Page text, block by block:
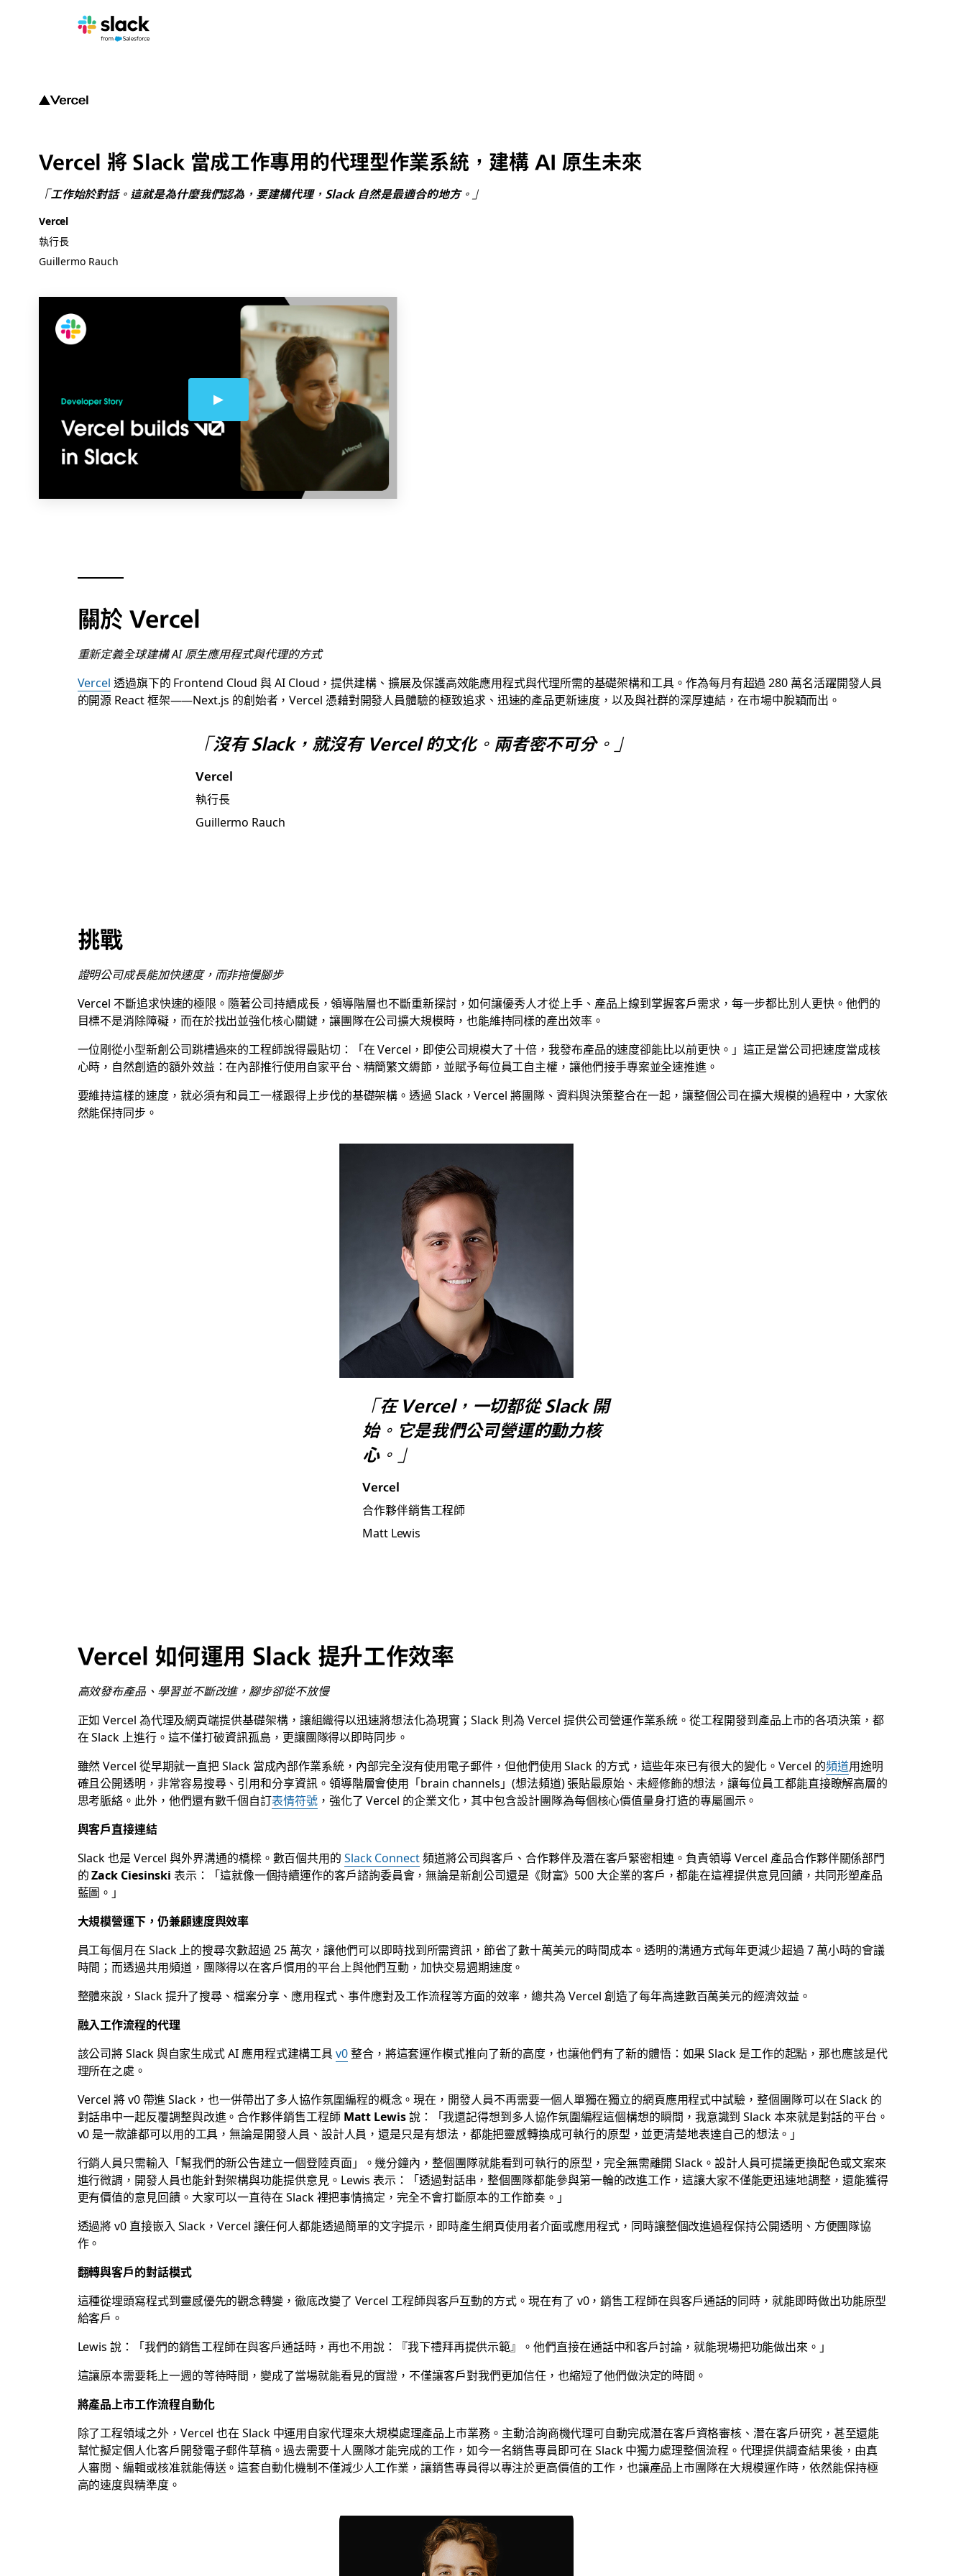
Vercel 將 Slack 當成工作專用的代理型作業系統，建構 AI 原生未來
「工作始於對話。這就是為什麼我們認為，要建構代理，Slack 自然是最適合的地方。」
Vercel
執行長
Guillermo Rauch
關於 Vercel
重新定義全球建構 AI 原生應用程式與代理的方式
Vercel 透過旗下的 Frontend Cloud 與 AI Cloud，提供建構、擴展及保護高效能應用程式與代理所需的基礎架構和工具。作為每月有超過 280 萬名活躍開發人員
的開源 React 框架——Next.js 的創始者，Vercel 憑藉對開發人員體驗的極致追求、迅速的產品更新速度，以及與社群的深厚連結，在市場中脫穎而出。
「沒有 Slack，就沒有 Vercel 的文化。兩者密不可分。」
Vercel
執行長
Guillermo Rauch
挑戰
證明公司成長能加快速度，而非拖慢腳步
Vercel 不斷追求快速的極限。隨著公司持續成長，領導階層也不斷重新探討，如何讓優秀人才從上手、產品上線到掌握客戶需求，每一步都比別人更快。他們的
目標不是消除障礙，而在於找出並強化核心關鍵，讓團隊在公司擴大規模時，也能維持同樣的產出效率。
一位剛從小型新創公司跳槽過來的工程師說得最貼切：「在 Vercel，即使公司規模大了十倍，我發布產品的速度卻能比以前更快。」這正是當公司把速度當成核
心時，自然創造的額外效益：在內部推行使用自家平台、精簡繁文縟節，並賦予每位員工自主權，讓他們接手專案並全速推進。
要維持這樣的速度，就必須有和員工一樣跟得上步伐的基礎架構。透過 Slack，Vercel 將團隊、資料與決策整合在一起，讓整個公司在擴大規模的過程中，大家依
然能保持同步。
「在 Vercel，一切都從 Slack 開
始。它是我們公司營運的動力核
心。」
Vercel
合作夥伴銷售工程師
Matt Lewis
Vercel 如何運用 Slack 提升工作效率
高效發布產品、學習並不斷改進，腳步卻從不放慢
正如 Vercel 為代理及網頁端提供基礎架構，讓組織得以迅速將想法化為現實；Slack 則為 Vercel 提供公司營運作業系統。從工程開發到產品上市的各項決策，都
在 Slack 上進行。這不僅打破資訊孤島，更讓團隊得以即時同步。
雖然 Vercel 從早期就一直把 Slack 當成內部作業系統，內部完全沒有使用電子郵件，但他們使用 Slack 的方式，這些年來已有很大的變化。Vercel 的頻道用途明
確且公開透明，非常容易搜尋、引用和分享資訊。領導階層會使用「brain channels」(想法頻道) 張貼最原始、未經修飾的想法，讓每位員工都能直接瞭解高層的
思考脈絡。此外，他們還有數千個自訂表情符號，強化了 Vercel 的企業文化，其中包含設計團隊為每個核心價值量身打造的專屬圖示。
與客戶直接連結
Slack 也是 Vercel 與外界溝通的橋樑。數百個共用的 Slack Connect頻道將公司與客戶、合作夥伴及潛在客戶緊密相連。負責領導 Vercel 產品合作夥伴關係部門
的Zack Ciesinski 表示：「這就像一個持續運作的客戶諮詢委員會，無論是新創公司還是《財富》500 大企業的客戶，都能在這裡提供意見回饋，共同形塑產品
藍圖。」
大規模營運下，仍兼顧速度與效率
員工每個月在 Slack 上的搜尋次數超過 25 萬次，讓他們可以即時找到所需資訊，節省了數十萬美元的時間成本。透明的溝通方式每年更減少超過 7 萬小時的會議
時間；而透過共用頻道，團隊得以在客戶慣用的平台上與他們互動，加快交易週期速度。
整體來說，Slack 提升了搜尋、檔案分享、應用程式、事件應對及工作流程等方面的效率，總共為 Vercel 創造了每年高達數百萬美元的經濟效益。
融入工作流程的代理
該公司將 Slack 與自家生成式 AI 應用程式建構工具v0整合，將這套運作模式推向了新的高度，也讓他們有了新的體悟：如果 Slack 是工作的起點，那也應該是代
理所在之處。
Vercel 將 v0 帶進 Slack，也一併帶出了多人協作氛圍編程的概念。現在，開發人員不再需要一個人單獨在獨立的網頁應用程式中試驗，整個團隊可以在 Slack 的
對話串中一起反覆調整與改進。合作夥伴銷售工程師 Matt Lewis說：「我還記得想到多人協作氛圍編程這個構想的瞬間，我意識到 Slack 本來就是對話的平台。
v0 是一款誰都可以用的工具，無論是開發人員、設計人員，還是只是有想法，都能把靈感轉換成可執行的原型，並更清楚地表達自己的想法。」
行銷人員只需輸入「幫我們的新公告建立一個登陸頁面」。幾分鐘內，整個團隊就能看到可執行的原型，完全無需離開 Slack。設計人員可提議更換配色或文案來
進行微調，開發人員也能針對架構與功能提供意見。Lewis 表示：「透過對話串，整個團隊都能參與第一輪的改進工作，這讓大家不僅能更迅速地調整，還能獲得
更有價值的意見回饋。大家可以一直待在 Slack 裡把事情搞定，完全不會打斷原本的工作節奏。」
透過將 v0 直接嵌入 Slack，Vercel 讓任何人都能透過簡單的文字提示，即時產生網頁使用者介面或應用程式，同時讓整個改進過程保持公開透明、方便團隊協
作。
翻轉與客戶的對話模式
這種從埋頭寫程式到靈感優先的觀念轉變，徹底改變了 Vercel 工程師與客戶互動的方式。現在有了 v0，銷售工程師在與客戶通話的同時，就能即時做出功能原型
給客戶。
Lewis 說：「我們的銷售工程師在與客戶通話時，再也不用說：『我下禮拜再提供示範』。他們直接在通話中和客戶討論，就能現場把功能做出來。」
這讓原本需要耗上一週的等待時間，變成了當場就能看見的實證，不僅讓客戶對我們更加信任，也縮短了他們做決定的時間。
將產品上市工作流程自動化
除了工程領域之外，Vercel 也在 Slack 中運用自家代理來大規模處理產品上市業務。主動洽詢商機代理可自動完成潛在客戶資格審核、潛在客戶研究，甚至還能
幫忙擬定個人化客戶開發電子郵件草稿。過去需要十人團隊才能完成的工作，如今一名銷售專員即可在 Slack 中獨力處理整個流程。代理提供調查結果後，由真
人審閱、編輯或核准就能傳送。這套自動化機制不僅減少人工作業，讓銷售專員得以專注於更高價值的工作，也讓產品上市團隊在大規模運作時，依然能保持極
高的速度與精準度。